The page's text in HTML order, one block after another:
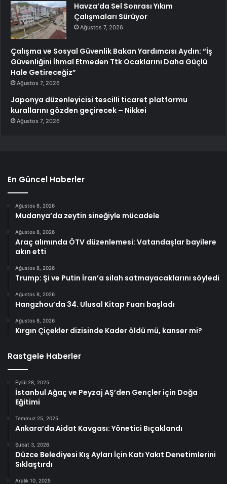
Havza’da Sel Sonrası Yıkım
Çalışmaları Sürüyor
Ağustos 7, 2026
Çalışma ve Sosyal Güvenlik Bakan Yardımcısı Aydın: “İş
Güvenliğini İhmal Etmeden Ttk Ocaklarını Daha Güçlü
Hale Getireceğiz”
Ağustos 7, 2026
Japonya düzenleyicisi tescilli ticaret platformu
kurallarını gözden geçirecek – Nikkei
Ağustos 7, 2026
En Güncel Haberler
Ağustos 8, 2026
Mudanya’da zeytin sineğiyle mücadele
Ağustos 8, 2026
Araç alımında ÖTV düzenlemesi: Vatandaşlar bayilere
akın etti
Ağustos 8, 2026
Trump: Şi ve Putin İran’a silah satmayacaklarını söyledi
Ağustos 8, 2026
Hangzhou’da 34. Ulusal Kitap Fuarı başladı
Ağustos 8, 2026
Kırgın Çiçekler dizisinde Kader öldü mü, kanser mi?
Rastgele Haberler
Eylül 28, 2025
İstanbul Ağaç ve Peyzaj AŞ’den Gençler için Doğa
Eğitimi
Temmuz 25, 2025
Ankara’da Aidat Kavgası: Yönetici Bıçaklandı
Şubat 3, 2026
Düzce Belediyesi Kış Ayları İçin Katı Yakıt Denetimlerini
Sıklaştırdı
Aralık 10, 2025